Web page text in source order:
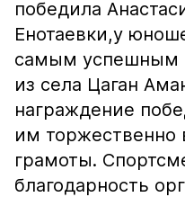
победила
Енотаевки,у
самым успешным
из села Цаган
награждение
им торжественно
грамоты.
благодарность